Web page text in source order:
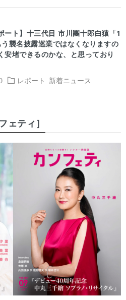
レポート 新着ニュース
ート】十三代目 市川團十郎白猿「1
襲名披露巡業ではなくなりますの
安堵できるのかな、と思っており
ェティ］